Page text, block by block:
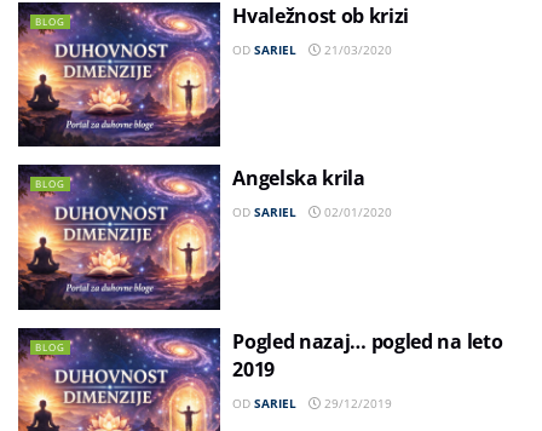
BLOG Hvaležnost ob krizi
OD SARIEL 21/03/2020
BLOG Angelska krila
OD SARIEL 02/01/2020
BLOG
Pogled nazaj… pogled na leto
2019
OD SARIEL 29/12/2019